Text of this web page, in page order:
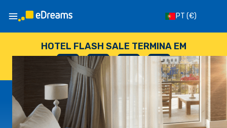
PT (€)
HOTEL FLASH SALE TERMINA EM
--
DIAS
: --
HORAS
: --
SEGUNDOS